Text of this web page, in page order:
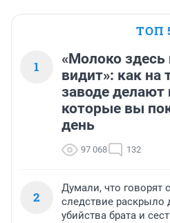
ТОП
1
«Молоко здесь
видит»: как
заводе делают
которые вы
день
97 068 132
2
Думали, что говорят
следствие раскрыло
убийства брата и